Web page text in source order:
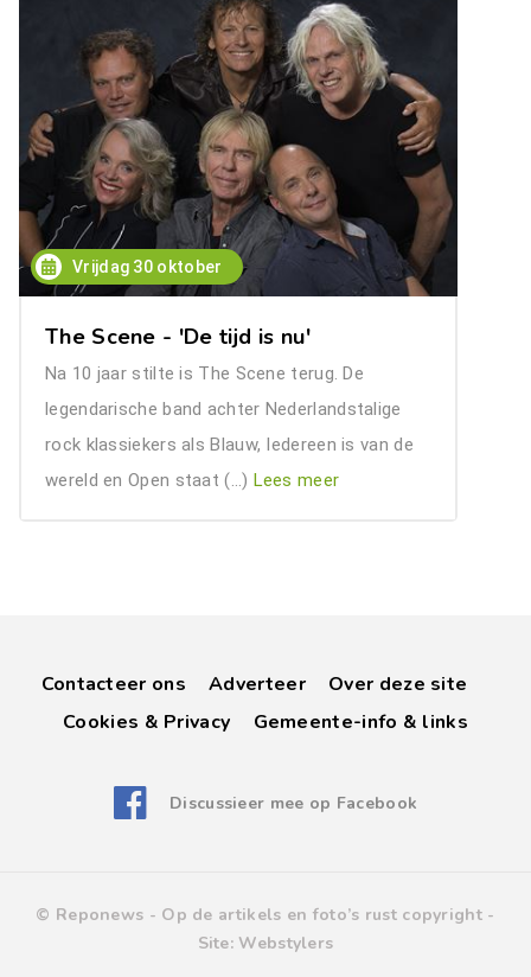
Vrijdag 30 oktober
The Scene - 'De tijd is nu'
Na 10 jaar stilte is The Scene terug. De
legendarische band achter Nederlandstalige
rock klassiekers als Blauw, Iedereen is van de
wereld en Open staat (…) Lees meer
Contacteer ons Adverteer
Over deze site
Cookies & Privacy
Gemeente-info & links
Discussieer mee op Facebook
© Reponews - Op de artikels en foto’s rust copyright -
Site: Webstylers